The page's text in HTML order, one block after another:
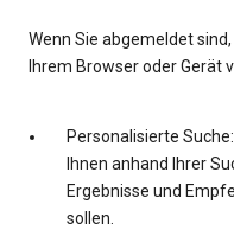
Wenn Sie abgemeldet
Ihrem Browser oder Gerät
Personalisierte Suche:
Ihnen anhand Ihrer
Ergebnisse und
sollen.